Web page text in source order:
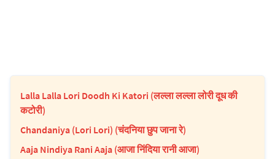
Lalla Lalla Lori Doodh Ki Katori (लल्ला लल्ला लोरी दूध की
कटोरी)
Chandaniya (Lori Lori) (चंदनिया छुप जाना रे)
Aaja Nindiya Rani Aaja (आजा निंदिया रानी आजा)